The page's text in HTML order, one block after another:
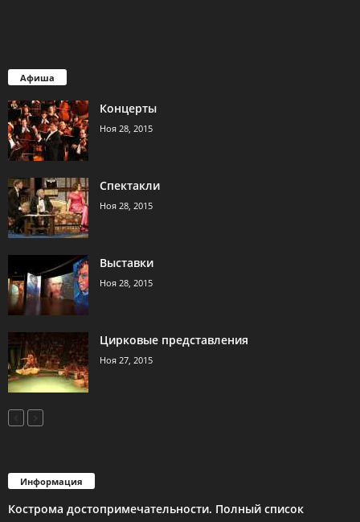
Афиша
Концерты
Ноя 28, 2015
Спектакли
Ноя 28, 2015
Выставки
Ноя 28, 2015
Цирковые представления
Ноя 27, 2015
Информация
Кострома достопримечательности. Полный список